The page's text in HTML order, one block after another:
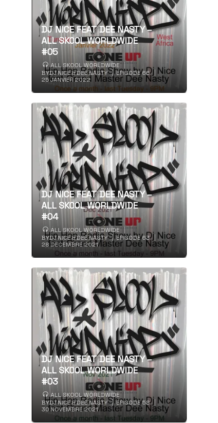
DJ NICE FEAT DEE NASTY –
ALL SKOOL WORLDWIDE
#05
ALL SKOOL WORLDWIDE
BYDJ NICE & DEE NASTY
EPISODE 66
25 JANVIER 2022
DJ NICE FEAT DEE NASTY –
ALL SKOOL WORLDWIDE
#04
ALL SKOOL WORLDWIDE
BYDJ NICE & DEE NASTY
EPISODE 63
28 DÉCEMBRE 2021
DJ NICE FEAT DEE NASTY –
ALL SKOOL WORLDWIDE
#03
ALL SKOOL WORLDWIDE
BYDJ NICE & DEE NASTY
EPISODE 58
30 NOVEMBRE 2021